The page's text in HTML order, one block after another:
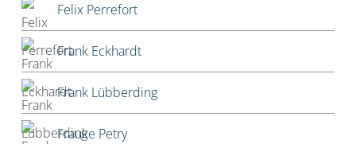
Felix Perrefort
Frank Eckhardt
Frank Lübberding
Frauke Petry